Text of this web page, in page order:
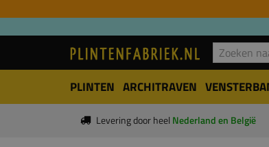
PLINTEN ARCHITRAVEN
Levering door heel Nederland en België